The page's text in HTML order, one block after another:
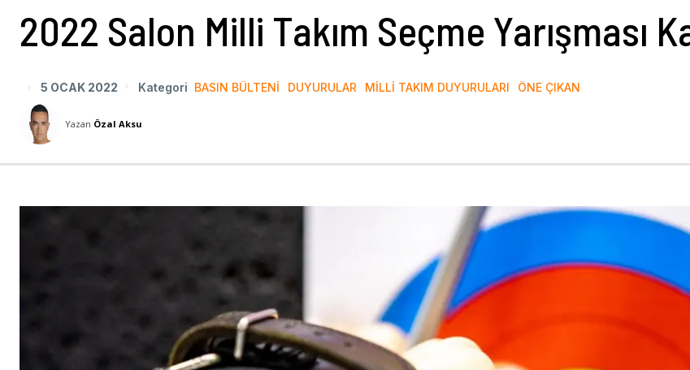
2022 Salon Milli Takım Seçme Yarışması
5 OCAK 2022 Kategori BASIN BÜLTENI DUYURULAR MILLI TAKIM DUYURULARI ÖNE ÇIKAN
Yazan Özal Aksu